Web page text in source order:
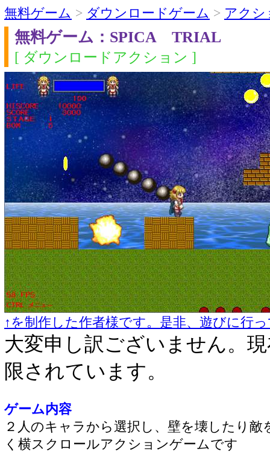
無料ゲーム > ダウンロードゲーム > アクシ
無料ゲーム：SPICA TRIAL
[ ダウンロードアクション ]
↑を制作した作者様です。是非、遊びに行
大変申し訳ございません。
限されています。
ゲーム内容
２人のキャラから選択し、壁を壊したり
く横スクロールアクションゲームです